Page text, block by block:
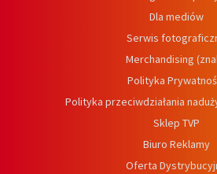
Dla mediów
Serwis
Merchandising
Polityka
Polityka przeciwdziałania
Sklep TVP
Biuro Reklamy
Oferta